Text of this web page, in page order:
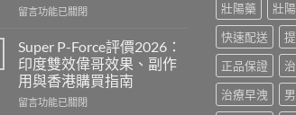
在
春
糖
B
群
Candy
留言功能已關閉
Super P-Force評價2026：
印度雙效偉哥效果、副作
用與香港購買指南
在
留言功能已關閉
壯陽藥
壯
快速配送
正品保證
治療早洩